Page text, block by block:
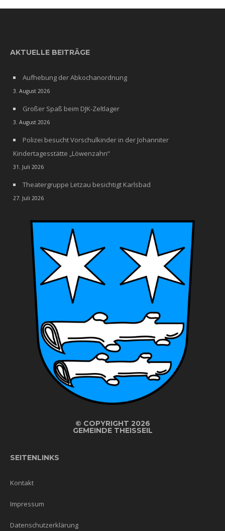
AKTUELLE BEITRÄGE
Aufhebung der Abkochanordnung
3. August 2026
Großer Spaß beim DJK-Zeltlager
3. August 2026
Polizei besucht Vorschulkinder in der Johanniter
Kindertagesstätte „Löwenzahn“
31. Juli 2026
Theatergruppe Letzau besichtigt Karlsbad
27. Juli 2026
© COPYRIGHT 2026
GEMEINDE THEISSEIL
SEITENLINKS
Kontakt
Impressum
Datenschutzerklärung